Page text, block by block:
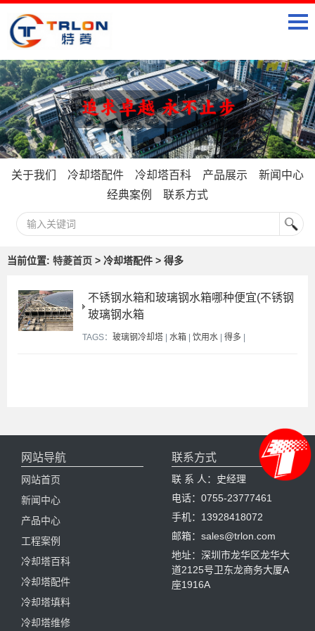
关于我们 冷却塔配件 冷却塔百科 产品展示
新闻中心
经典案例
联系方式
当前位置: 特菱首页 > 冷却塔配件 > 得多
不锈钢水箱和玻璃钢水箱哪种便宜(不锈钢
玻璃钢水箱
TAGS： 玻璃钢冷却塔 | 水箱 | 饮用水 | 得多 |
网站导航
网站首页
新闻中心
产品中心
工程案例
冷却塔百科
冷却塔配件
冷却塔填料
冷却塔维修
联系方式
联 系 人：史经理
电话：0755-23777461
手机：13928418072
邮箱：sales@trlon.com
地址：深圳市龙华区龙华大
道2125号卫东龙商务大厦A
座1916A